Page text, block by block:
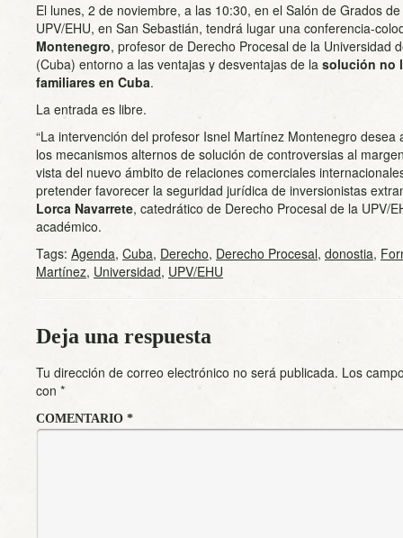
El lunes, 2 de noviembre, a las 10:30, en el Salón de Grados
UPV/EHU, en San Sebastián, tendrá lugar una conferencia-
Montenegro, profesor de Derecho Procesal de la Universidad
(Cuba) entorno a las ventajas y desventajas de la solución no
familiares en Cuba.
La entrada es libre.
“La intervención del profesor Isnel Martínez Montenegro
los mecanismos alternos de solución de controversias al
vista del nuevo ámbito de relaciones comerciales
pretender favorecer la seguridad jurídica de inversionistas
Lorca Navarrete, catedrático de Derecho Procesal de la UPV/
académico.
Tags: Agenda, Cuba, Derecho, Derecho Procesal, donostia,
Martínez, Universidad, UPV/EHU
Deja una respuesta
Tu dirección de correo electrónico no será publicada. Los
con *
COMENTARIO *